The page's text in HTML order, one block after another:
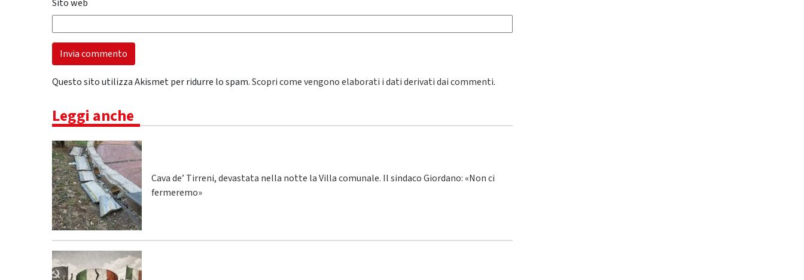
Sito web
Questo sito utilizza Akismet per ridurre lo spam.Scopri come vengono elaborati i dati derivati dai commenti.
Leggi anche
Cava de’ Tirreni, devastata nella notte la Villa comunale. Il sindaco Giordano: «Non ci
fermeremo»